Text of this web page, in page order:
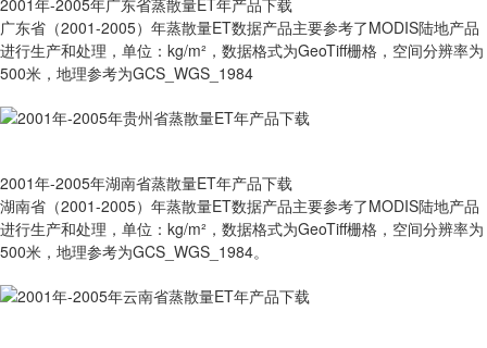
广东省（2001-2005）年蒸散量ET数据产品主要参考了MODIS陆地产品
进行生产和处理，单位：kg/m²，数据格式为GeoTiff栅格，空间分辨率为
500米，地理参考为GCS_WGS_1984
2001年-2005年湖南省蒸散量ET年产品下载
湖南省（2001-2005）年蒸散量ET数据产品主要参考了MODIS陆地产品
进行生产和处理，单位：kg/m²，数据格式为GeoTiff栅格，空间分辨率为
500米，地理参考为GCS_WGS_1984。